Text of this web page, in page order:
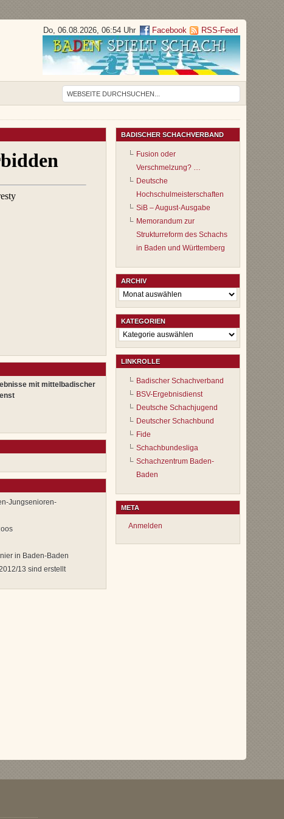
Do, 06.08.2026, 06:54 Uhr Facebook RSS-Feed
mit mittelbadischer
Jungsenioren-
in Baden-Baden
13 sind erstellt
BADISCHER SCHACHVERBAND
Fusion oder
Verschmelzung? …
Deutsche
Hochschulmeisterschaften
SiB – August-Ausgabe
Memorandum zur
Strukturreform des Schachs
in Baden und Württemberg
ARCHIV
Archiv
KATEGORIEN
Kategorien
LINKROLLE
Badischer Schachverband
BSV-Ergebnisdienst
Deutsche Schachjugend
Deutscher Schachbund
Fide
Schachbundesliga
Schachzentrum Baden-
Baden
META
Anmelden